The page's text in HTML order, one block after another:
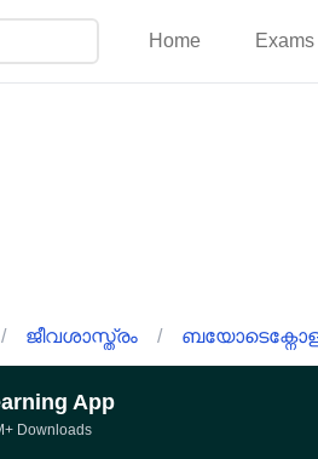
Home Exams
/ ജീവശാസ്ത്രം /
App
Downloads